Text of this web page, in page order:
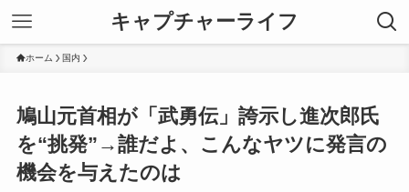
キャプチャーライフ
ホーム 国内
鳩山元首相が「武勇伝」誇示し進次郎氏
を“挑発”→誰だよ、こんなヤツに発言の
機会を与えたのは